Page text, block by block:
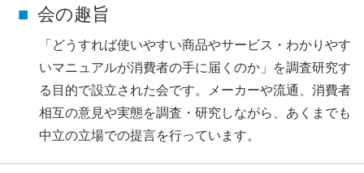
会の趣旨
「どうすれば使いやすい商品やサービス・わかりやす
いマニュアルが消費者の手に届くのか」を調査研究す
る目的で設立された会です。メーカーや流通、消費者
相互の意見や実態を調査・研究しながら、あくまでも
中立の立場での提言を行っています。